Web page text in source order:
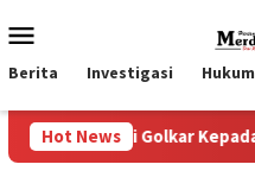
ke
kontenMobile
Berita Investigasi Hukum
Hot News
Golkar Kepada Negara”